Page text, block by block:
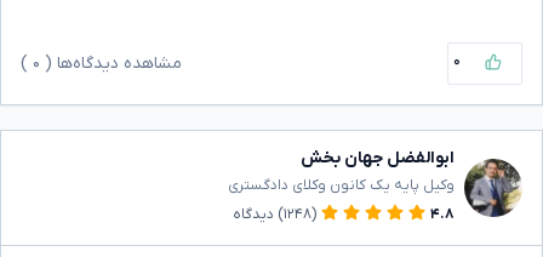
۰ مشاهده دیدگاه‌ها ( ۰
ابوالفضل جهان بخش
وکیل پایه یک کانون وکلای دادگستری
۴.۸
(۱۲۴۸) دیدگاه